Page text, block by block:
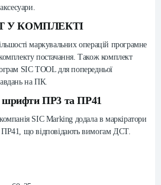
У КОМПЛЕКТІ
маркувальних операцій програмне
постачання. Також комплект
SIC TOOL для попередньої
на ПК.
шрифти ПР3 та ПР41
SIC Marking додала в маркіратори
ПР41, щовідповідають вимогам ДСТ.